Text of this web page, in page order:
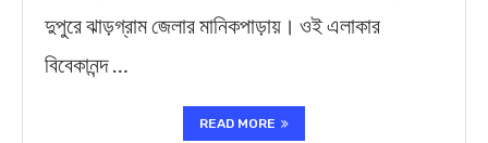
দুপুরে ঝাড়গ্রাম জেলার মানিকপাড়ায়। ওই এলাকার
বিবেকানন্দ …
READ MORE